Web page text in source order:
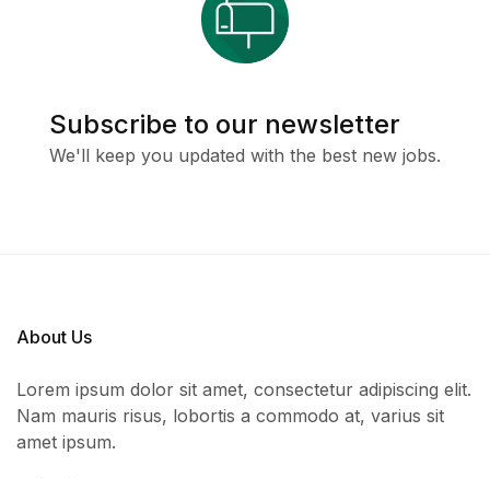
Subscribe to our newsletter
We'll keep you updated with the best new jobs.
About Us
Lorem ipsum dolor sit amet, consectetur adipiscing elit.
Nam mauris risus, lobortis a commodo at, varius sit
amet ipsum.